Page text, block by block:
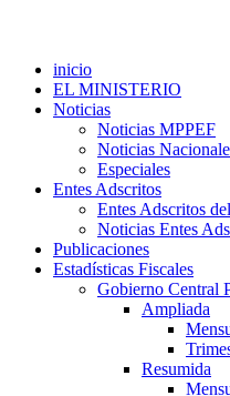
inicio
EL MINISTERIO
Noticias
Noticias MPPEF
Noticias
Especiales
Entes Adscritos
Entes Adscritos
Noticias Entes
Publicaciones
Estadísticas Fiscales
Gobierno Central
Ampliada
Resumida